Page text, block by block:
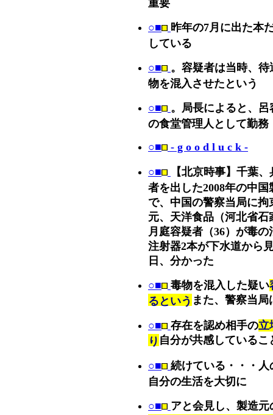
重要
○■ 昨年の7月に出た本
している
○■ 。容疑者は当時、
物を混入させたという
○■ 。局長によると、
の食堂管理人として勤務
○■ - g o o d l u c k -
○■ 【北京時事】千葉
者を出した2008年の中
で、中国の警察当局に
元、天洋食品（河北省
月庭容疑者（36）が毒
注射器2本が下水道から
日、分かった
○■ 毒物を混入した疑い
るという また、警察当局
○■ 存在を認め相手の立
り 自分が共感しているこ
○■ 続けている・・・人
自分の生活を大切に
○■ アと会見し、製造元